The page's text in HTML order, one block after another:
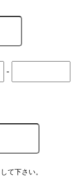
-
て下さい。